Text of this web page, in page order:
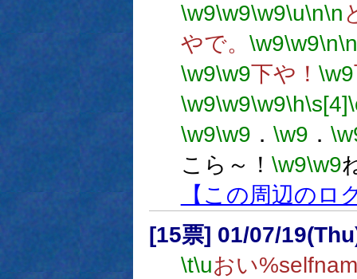
\w9\w9\w9\u\n\n
やで。 \w9\w9\n\n
\w9\w9下や！ \w9
\w9\w9\w9\h\s[4]
\w9\w9 ． \w9 ．
こら～！ \w9\w9
【この周辺のロ
[15票] 01/07/
\t\uおい